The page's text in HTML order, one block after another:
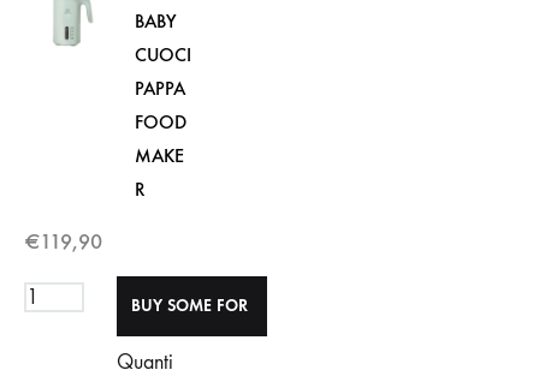
BABY
CUOCI
PAPPA
FOOD
MAKE
R
€119,90
Quanti